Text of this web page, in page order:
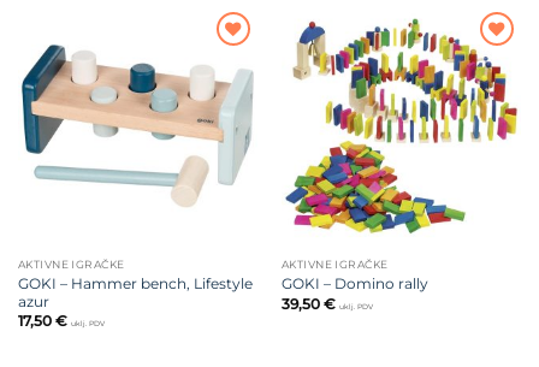
na listu
želja
AKTIVNE IGRAČKE
GOKI – Hammer bench, Lifestyle
azur
17,50 € uklj. PDV
Dodajte
na listu
želja
AKTIVNE IGRAČKE
GOKI – Domino rally
39,50 € uklj. PDV